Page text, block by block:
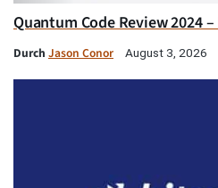
Quantum Code Review 2024
Durch Jason Conor August 3, 2026